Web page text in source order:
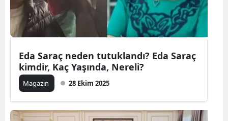
Eda Saraç neden tutuklandı? Eda Saraç
kimdir, Kaç Yaşında, Nereli?
Magazin 28 Ekim 2025